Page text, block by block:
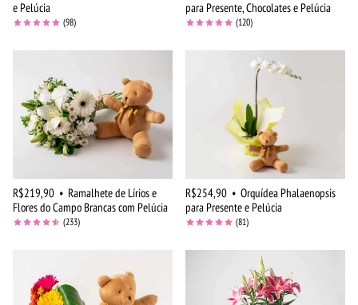
e Pelúcia
(98)
para Presente, Chocolates e Pelúcia
(120)
R$219,90 • Ramalhete de Lírios e
Flores do Campo Brancas com Pelúcia
(233)
R$254,90 • Orquídea Phalaenopsis
para Presente e Pelúcia
(81)